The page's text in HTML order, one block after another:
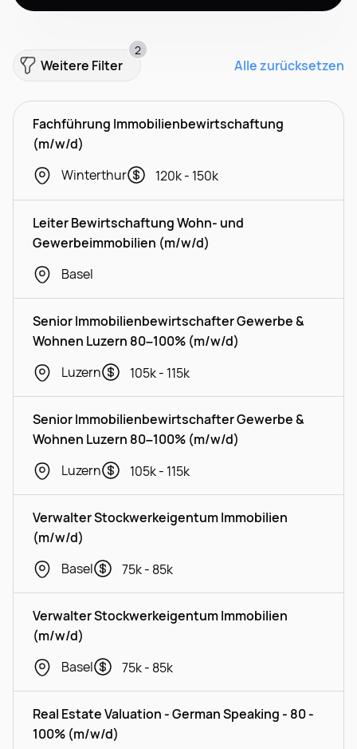
Weitere Filter
2
Alle zurücksetzen
Fachführung Immobilienbewirtschaftung
(m/w/d)
Winterthur
120k - 150k
Leiter Bewirtschaftung Wohn- und
Gewerbeimmobilien (m/w/d)
Basel
Senior Immobilienbewirtschafter Gewerbe &
Wohnen Luzern 80–100% (m/w/d)
Luzern
105k - 115k
Senior Immobilienbewirtschafter Gewerbe &
Wohnen Luzern 80–100% (m/w/d)
Luzern
105k - 115k
Verwalter Stockwerkeigentum Immobilien
(m/w/d)
Basel
75k - 85k
Verwalter Stockwerkeigentum Immobilien
(m/w/d)
Basel
75k - 85k
Real Estate Valuation - German Speaking - 80 -
100% (m/w/d)